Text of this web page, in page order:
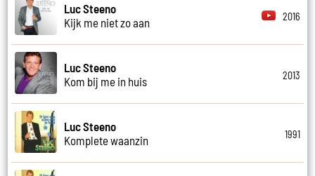
Luc Steeno
Kijk me niet zo aan
2016
Luc Steeno
Kom bij me in huis
2013
Luc Steeno
Komplete waanzin
1991